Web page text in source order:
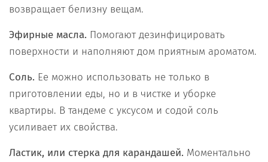
возвращает белизну вещам.
Эфирные масла. Помогают дезинфицировать
поверхности и наполняют дом приятным ароматом.
Соль. Ее можно использовать не только в
приготовлении еды, но и в чистке и уборке
квартиры. В тандеме с уксусом и содой соль
усиливает их свойства.
Ластик, или стерка для карандашей. Моментально